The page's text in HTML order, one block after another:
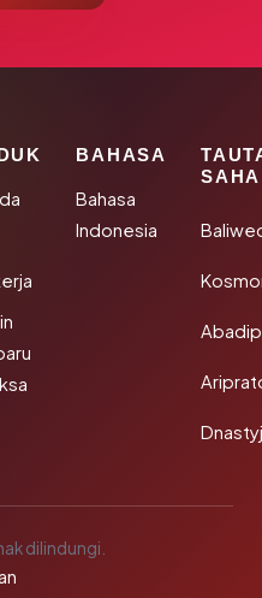
BAHASA
Bahasa
Indonesia
dilindungi.